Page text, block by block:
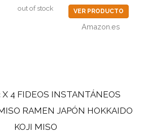
out of stock VER PRODUCTO
Amazon.es
X 4 FIDEOS INSTANTÁNEOS
RAMEN JAPÓN HOKKAIDO
KOJI MISO